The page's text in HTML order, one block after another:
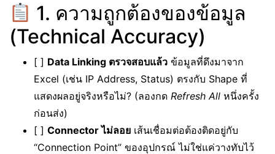
1. ความถูกต้องของข้อมูล
(Technical Accuracy)
[ ] Data Linking ตรวจสอบแล้ว ข้อมูลที่ดึงมาจาก
Excel (เช่น IP Address, Status) ตรงกับ Shape ที่
แสดงผลอยู่จริงหรือไม่? (ลองกด Refresh All หนึ่งครั้ง
ก่อนส่ง)
[ ] Connector ไม่ลอย เส้นเชื่อมต่อต้องติดอยู่กับ
“Connection Point” ของอุปกรณ์ ไม่ใช่แค่วางทับไว้